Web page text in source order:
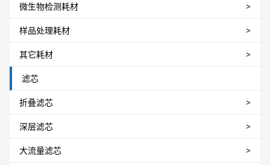
微生物检测耗材 >
样品处理耗材 >
其它耗材 >
滤芯
折叠滤芯 >
深层滤芯 >
大流量滤芯 >